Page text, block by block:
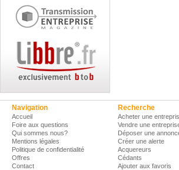
Navigation
Accueil
Foire aux questions
Qui sommes nous?
Mentions légales
Politique de confidentialité
Offres
Contact
Recherche
Acheter une
Vendre une
Déposer une
Créer une alerte
Acquereurs
Cédants
Ajouter aux favoris